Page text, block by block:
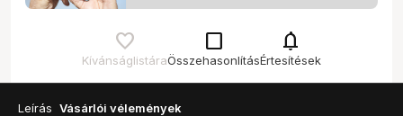
Kívánságlistára
check_box_outline_blank
Összehasonlítás
notifications
Értesítések
Leírás Vásárlói vélemények